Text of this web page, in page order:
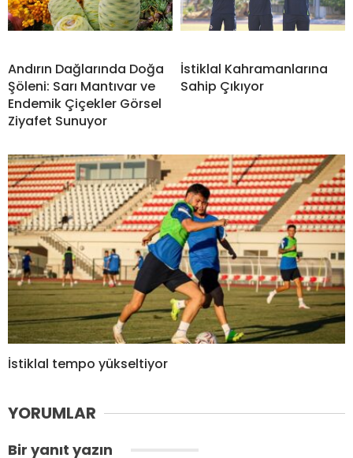
Andırın Dağlarında Doğa
Şöleni: Sarı Mantıvar ve
Endemik Çiçekler Görsel
Ziyafet Sunuyor
İstiklal Kahramanlarına
Sahip Çıkıyor
İstiklal tempo yükseltiyor
YORUMLAR
Bir yanıt yazın